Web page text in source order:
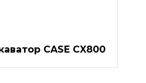
CASE CX800